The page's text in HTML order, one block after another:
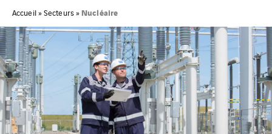
Accueil»Secteurs»Nucléaire